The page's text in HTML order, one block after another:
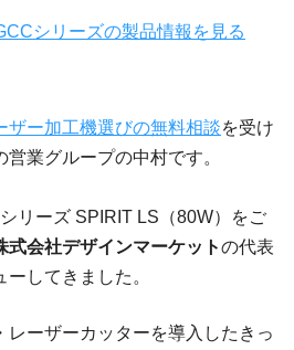
シリーズの製品情報を見る
ザー加工機選びの無料相談を受け
営業グループの中村です。
リーズ SPIRIT LS（80W）をご
式会社デザインマーケットの代表
してきました。
レーザーカッターを導入したきっ